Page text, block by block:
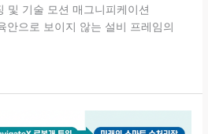
및 기술 모션 매그니피케이션
으로 보이지 않는 설비 프레임의